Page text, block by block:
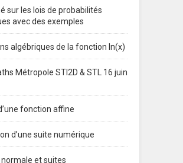
sur les lois de probabilités
avec des exemples
algébriques de la fonction ln(x)
Métropole STI2D & STL 16 juin
fonction affine
d’une suite numérique
normale et suites